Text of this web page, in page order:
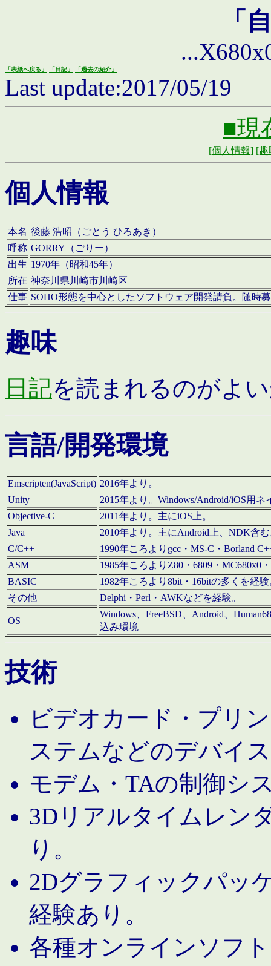
「
「表紙へ戻る」 「日記」 「過去の紹介」
Last update:2017/05/19
■現
[個人情報] [趣
個人情報
本名 後藤 浩昭（ごとう ひろあき）
呼称 GORRY（ごりー）
出生 1970年（昭和45年）
所在 神奈川県川崎市川崎区
仕事 SOHO形態を中心としたソフトウェア開発請負。随時
趣味
日記を読まれるのがよ
言語/開発環境
Emscripten(JavaScript) 2016年より。
Unity
2015年より。Windows/Android/iOS用
Objective-C
2011年より。主にiOS上。
Java
2010年より。主にAndroid上、NDK含
C/C++
1990年ころよりgcc・MS-C・Borland
ASM
1985年ころよりZ80・6809・MC680x0
BASIC
1982年ころより8bit・16bitの多くを経
その他
Delphi・Perl・AWKなどを経験。
OS
Windows、FreeBSD、Android、
込み環境
技術
ビデオカード・プリ
ステムなどのデバイ
モデム・TAの制御シ
3Dリアルタイムレン
り。
2Dグラフィックパッ
経験あり。
各種オンラインソフ